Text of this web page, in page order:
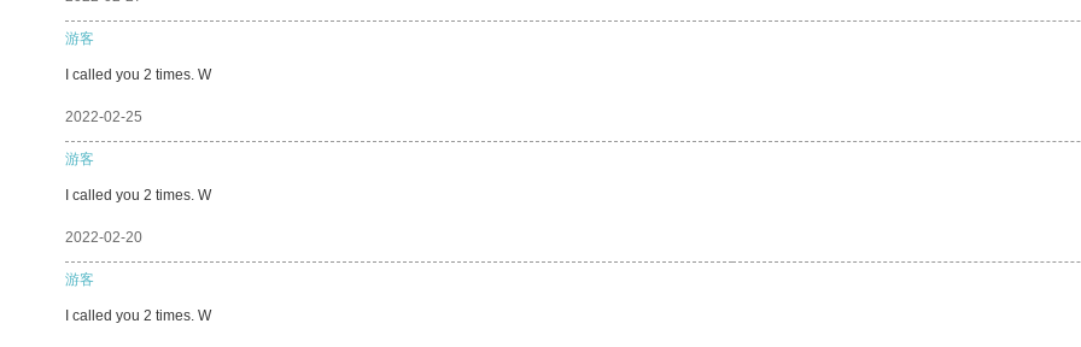
游客
I called you 2 times. W
2022-02-25
游客
I called you 2 times. W
2022-02-20
游客
I called you 2 times. W